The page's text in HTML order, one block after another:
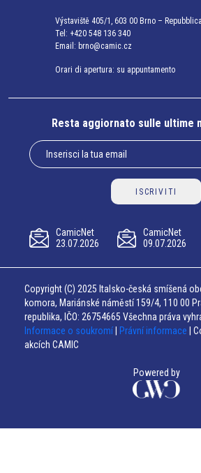
Výstaviště 405/1, 603 00 Brno –
Tel: +420 548 136 340
Email: brno@camic.cz
Orari di apertura: su appuntamento
Resta aggiornato sulle ultime
ISCRIVITI
CamicNet
23.07.2026
CamicNet
09.07.2026
Copyright (C) 2025 Italsko-česká smíšená
komora, Mariánské náměstí 159/4, 110 00
republika, IČO: 26754665 Všechna práva
Informace o soukromí
Právní informace |
akcích CAMIC
Powered by